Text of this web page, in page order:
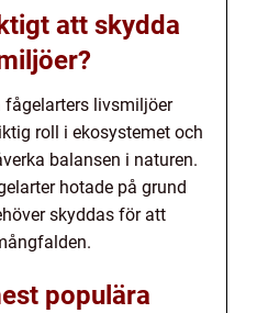
att skydda
fågelarters livsmiljöer
roll i ekosystemet och
balansen i naturen.
hotade på grund
skyddas för att
populära